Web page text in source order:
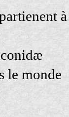
le monde